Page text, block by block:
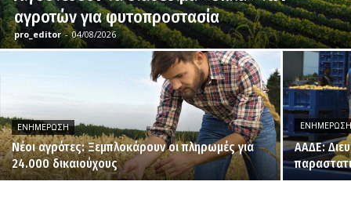
αγροτών για φυτοπροστασία
pro_editor - 04/08/2026
ΕΝΗΜΈΡΩΣΗ
Νέοι αγρότες: Ξεμπλοκάρουν οι πληρωμές για
24.000 δικαιούχους
ΑΑΔΕ: